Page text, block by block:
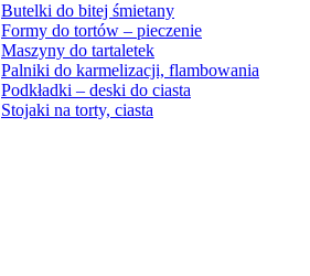
Butelki do bitej śmietany
Formy do tortów – pieczenie
Maszyny do tartaletek
Palniki do karmelizacji, flambowania
Podkładki – deski do ciasta
Stojaki na torty, ciasta